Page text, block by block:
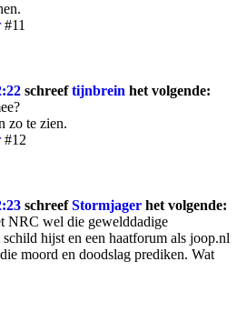
#11
schreeftijnbrein het volgende:
zo te zien.
#12
schreefStormjager het volgende:
NRC wel die gewelddadige
hijst en een haatforum als joop.nl
moord en doodslag prediken. Wat